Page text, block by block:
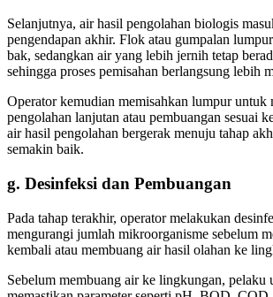
Selanjutnya, air hasil pengolahan biologis
pengendapan akhir. Flok atau gumpalan
bak, sedangkan air yang lebih jernih tetap
sehingga proses pemisahan berlangsung lebih
Operator kemudian memisahkan lumpur untuk
pengolahan lanjutan atau pembuangan sesuai
air hasil pengolahan bergerak menuju tahap
semakin baik.
g. Desinfeksi dan Pembuangan
Pada tahap terakhir, operator melakukan
mengurangi jumlah mikroorganisme sebelum
kembali atau membuang air hasil olahan ke
Sebelum membuang air ke lingkungan, pelaku